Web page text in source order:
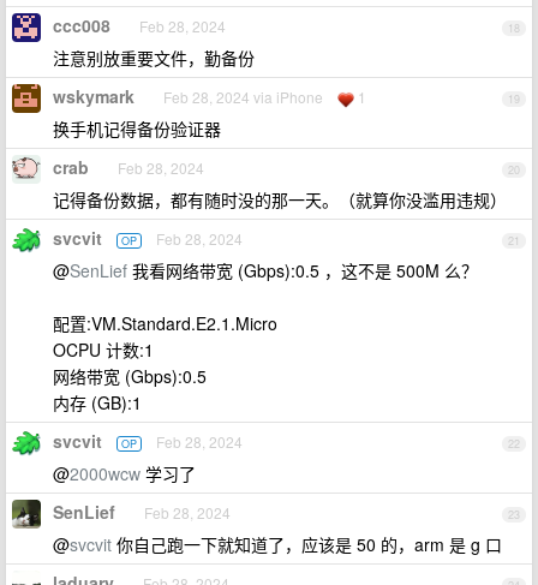
18
ccc008 Feb 28, 2024
注意别放重要文件，勤备份
19
wskymark Feb 28, 2024 via iPhone 1
换手机记得备份验证器
20
crab Feb 28, 2024
记得备份数据，都有随时没的那一天。（就算你没滥用违规）
21
svcvit OP Feb 28, 2024
@SenLief 我看网络带宽 (Gbps):0.5 ，这不是 500M 么？
配置:VM.Standard.E2.1.Micro
OCPU 计数:1
网络带宽 (Gbps):0.5
内存 (GB):1
22
svcvit OP Feb 28, 2024
@2000wcw 学习了
23
SenLief Feb 28, 2024
@svcvit 你自己跑一下就知道了，应该是 50 的，arm 是 g 口